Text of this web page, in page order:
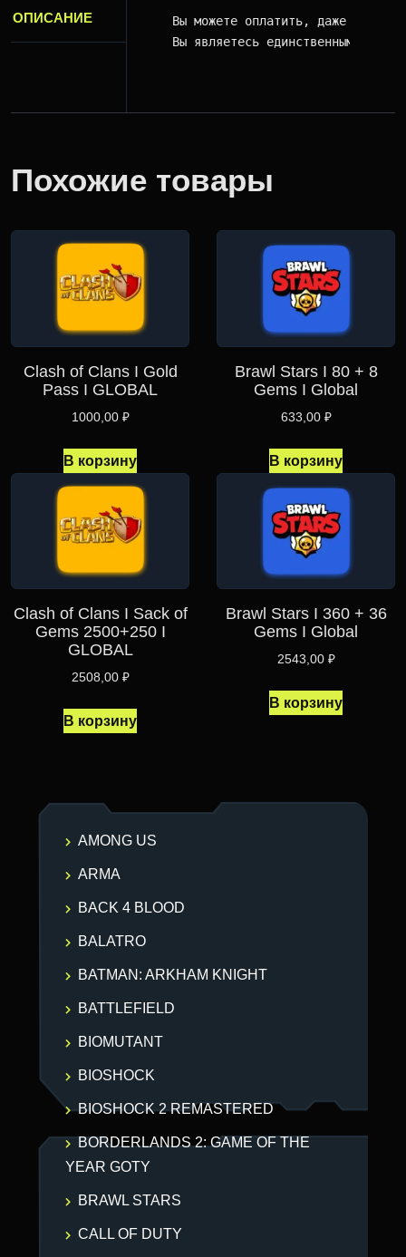
ОПИСАНИЕ
Вы можете оплатить, даже когда
Вы являетесь единственным
Похожие товары
Clash of Clans I Gold
Pass I GLOBAL
1000,00 ₽
В корзину
Brawl Stars I 80 + 8
Gems I Global
633,00 ₽
В корзину
Clash of Clans I Sack of
Gems 2500+250 I
GLOBAL
2508,00 ₽
В корзину
Brawl Stars I 360 + 36
Gems I Global
2543,00 ₽
В корзину
AMONG US
ARMA
BACK 4 BLOOD
BALATRO
BATMAN: ARKHAM KNIGHT
BATTLEFIELD
BIOMUTANT
BIOSHOCK
BIOSHOCK 2 REMASTERED
BORDERLANDS 2: GAME OF THE
YEAR GOTY
BRAWL STARS
CALL OF DUTY